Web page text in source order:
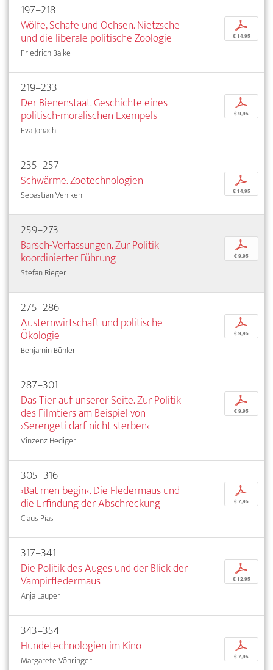
197–218
Wölfe, Schafe und Ochsen. Nietzsche
und die liberale politische Zoologie
Friedrich Balke
p
€ 14,95
219–233
Der Bienenstaat. Geschichte eines
politisch-moralischen Exempels
Eva Johach
p
€ 9,95
235–257
Schwärme. Zootechnologien
Sebastian Vehlken
p
€ 14,95
259–273
Barsch-Verfassungen. Zur Politik
koordinierter Führung
Stefan Rieger
p
€ 9,95
275–286
Austernwirtschaft und politische
Ökologie
Benjamin Bühler
p
€ 9,95
287–301
Das Tier auf unserer Seite. Zur Politik
des Filmtiers am Beispiel von
›Serengeti darf nicht sterben‹
Vinzenz Hediger
p
€ 9,95
305–316
›Bat men begin‹. Die Fledermaus und
die Erfindung der Abschreckung
Claus Pias
p
€ 7,95
317–341
Die Politik des Auges und der Blick der
Vampirfledermaus
Anja Lauper
p
€ 12,95
343–354
Hundetechnologien im Kino
Margarete Vöhringer
p
€ 7,95